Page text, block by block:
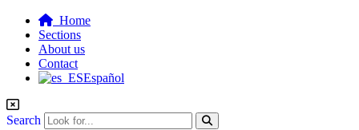
Home
Sections
About us
Contact
Español
Search